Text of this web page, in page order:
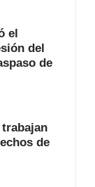
el
del
de
trabajan
de